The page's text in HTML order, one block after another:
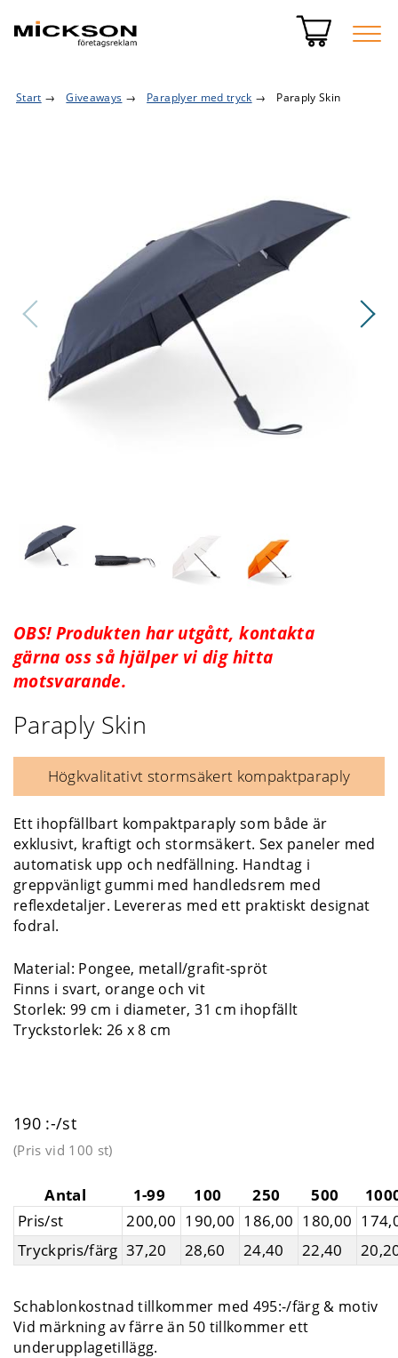
Start → Giveaways → Paraplyer med tryck → Paraply Skin
OBS! Produkten har utgått, kontakta
gärna oss så hjälper vi dig hitta
motsvarande.
Paraply Skin
Högkvalitativt stormsäkert kompaktparaply
Ett ihopfällbart kompaktparaply som både är
exklusivt, kraftigt och stormsäkert. Sex paneler med
automatisk upp och nedfällning. Handtag i
greppvänligt gummi med handledsrem med
reflexdetaljer. Levereras med ett praktiskt designat
fodral.
Material: Pongee, metall/grafit-spröt
Finns i svart, orange och vit
Storlek: 99 cm i diameter, 31 cm ihopfällt
Tryckstorlek: 26 x 8 cm
190 :-/st
(Pris vid 100 st)
Antal 1-99 100 250 500
Pris/st
200,00 190,00 186,00 180,00
Tryckpris/färg 37,20 28,60 24,40 22,40
Schablonkostnad tillkommer med 495:-/färg & motiv
Vid märkning av färre än 50 tillkommer ett
underupplagetillägg.